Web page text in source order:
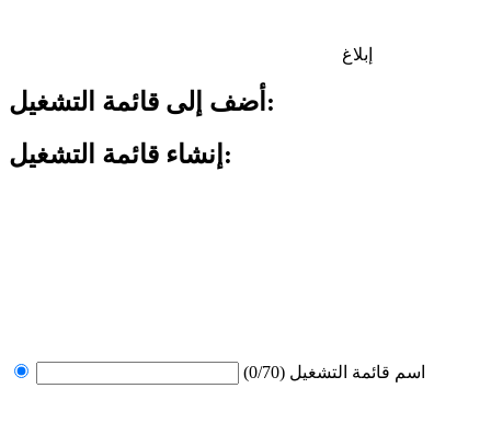
إبلاغ
أضف إلى قائمة التشغيل:
إنشاء قائمة التشغيل:
اسم قائمة التشغيل (0/70)